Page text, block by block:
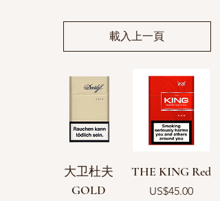
載入上一頁
大卫杜夫
GOLD
THE KING Red
價格
US$45.00